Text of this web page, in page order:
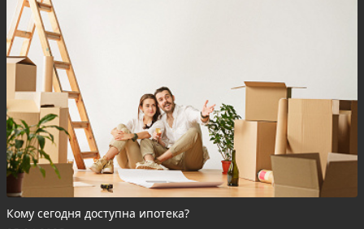
Кому сегодня доступна ипотека?